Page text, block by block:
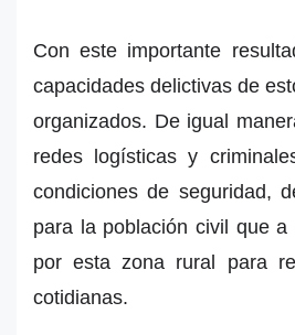
Con este importante
capacidades delictivas de
organizados. De igual
redes logísticas y
condiciones de seguridad,
para la población civil que a
por esta zona rural para
cotidianas.